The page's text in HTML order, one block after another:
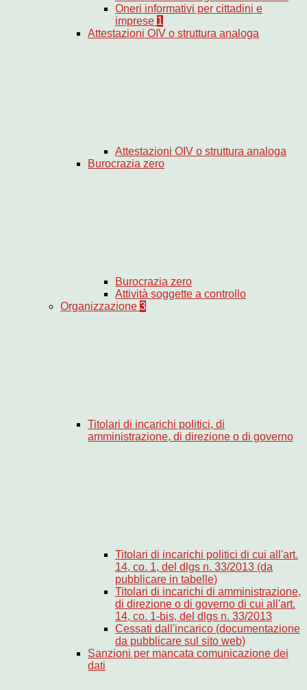
Oneri informativi per cittadini e
imprese 1
Attestazioni OIV o struttura analoga
Attestazioni OIV o struttura analoga
Burocrazia zero
Burocrazia zero
Attività soggette a controllo
Organizzazione 3
Titolari di incarichi politici, di
amministrazione, di direzione o di governo
Titolari di incarichi politici di cui all'art.
14, co. 1, del dlgs n. 33/2013 (da
pubblicare in tabelle)
Titolari di incarichi di amministrazione,
di direzione o di governo di cui all'art.
14, co. 1-bis, del dlgs n. 33/2013
Cessati dall'incarico (documentazione
da pubblicare sul sito web)
Sanzioni per mancata comunicazione dei
dati